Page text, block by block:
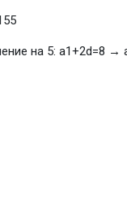
на 5: a1+2d=8 →